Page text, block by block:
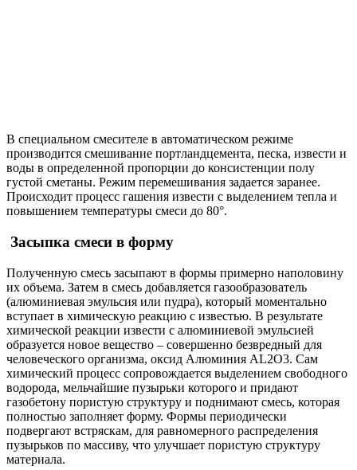
В специальном смесителе в автоматическом режиме
производится смешивание портландцемента, песка, извести и
воды в определенной пропорции до консистенции полу
густой сметаны. Режим перемешивания задается заранее.
Происходит процесс гашения извести с выделением тепла и
повышением температуры смеси до 80°.
Засыпка смеси в форму
Полученную смесь засыпают в формы примерно наполовину
их объема. Затем в смесь добавляется газообразователь
(алюминиевая эмульсия или пудра), который моментально
вступает в химическую реакцию с известью. В результате
химической реакции извести с алюминиевой эмульсией
образуется новое вещество – совершенно безвредный для
человеческого организма, оксид Алюминия AL2O3. Сам
химический процесс сопровождается выделением свободного
водорода, мельчайшие пузырьки которого и придают
газобетону пористую структуру и поднимают смесь, которая
полностью заполняет форму. Формы периодически
подвергают встряскам, для равномерного распределения
пузырьков по массиву, что улучшает пористую структуру
материала.